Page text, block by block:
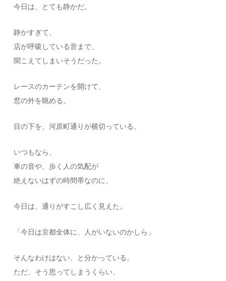
今日は、とても静かだ。
静かすぎて、
店が呼吸している音まで、
聞こえてしまいそうだった。
レースのカーテンを開けて、
窓の外を眺める。
目の下を、河原町通りが横切っている。
いつもなら、
車の音や、歩く人の気配が
絶えないはずの時間帯なのに、
今日は、通りがすこし広く見えた。
「今日は京都全体に、人がいないのかしら」
そんなわけはない、と分かっている。
ただ、そう思ってしまうくらい、